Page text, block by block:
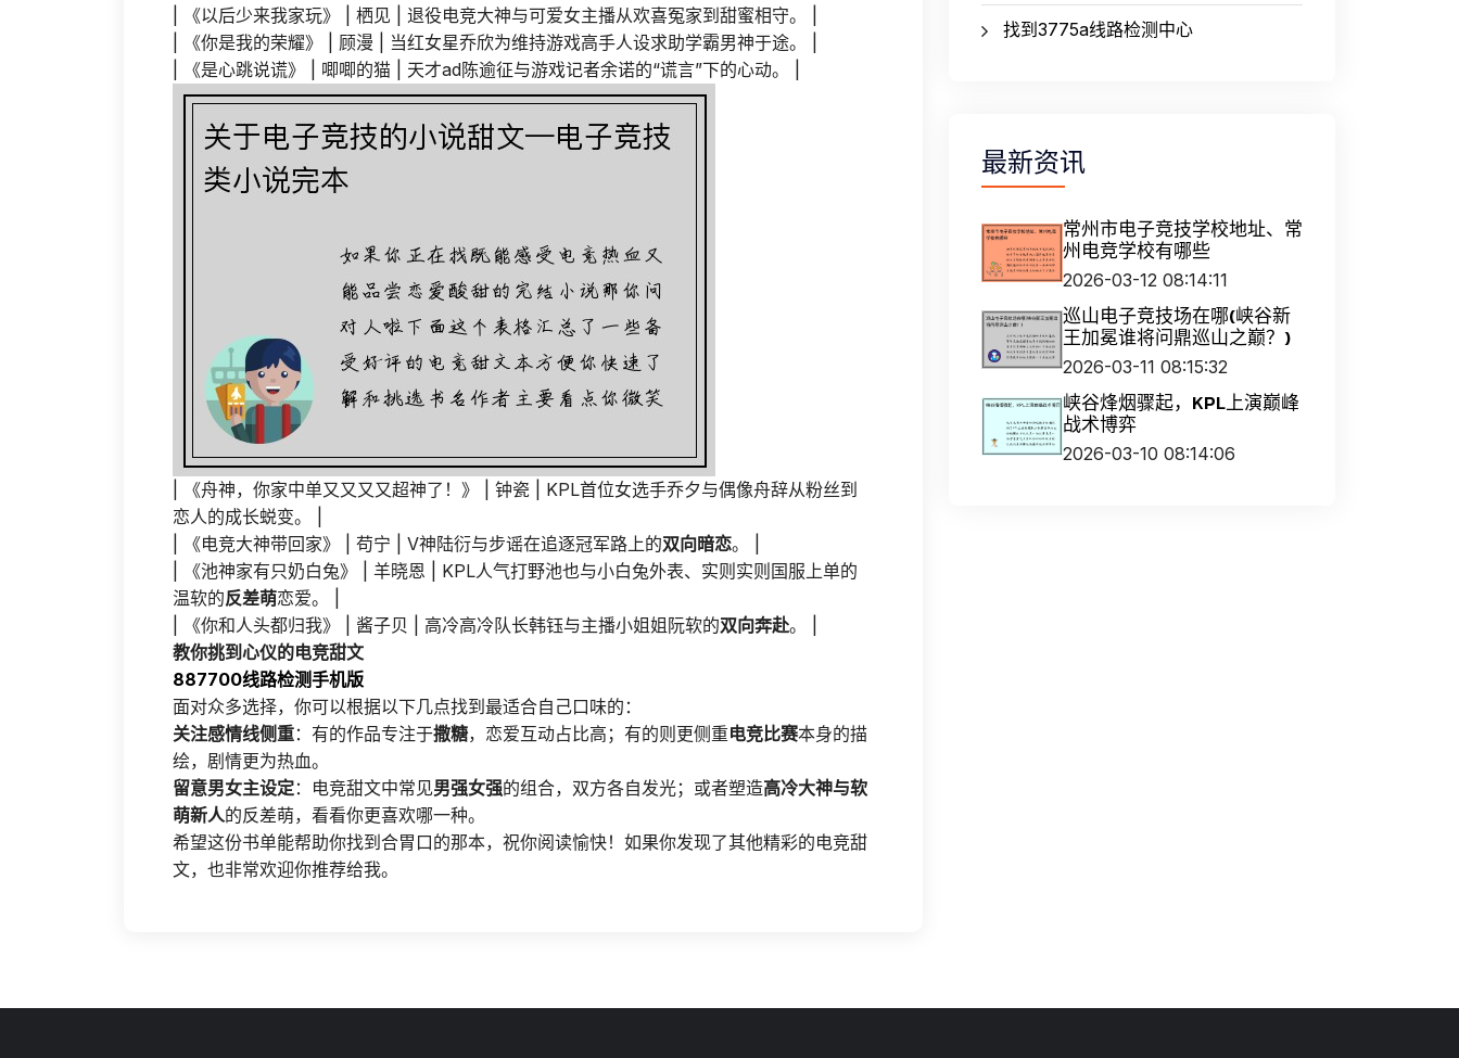
| 《以后少来我家玩》 | 栖见 | 退役电竞大神与可爱女主播从欢喜冤家到甜蜜相守。 |
| 《你是我的荣耀》 | 顾漫 | 当红女星乔欣为维持游戏高手人设求助学霸男神于途。 |
| 《是心跳说谎》 | 唧唧的猫 | 天才ad陈逾征与游戏记者余诺的“谎言”下的心动。 |
| 《舟神，你家中单又又又又超神了！》 | 钟瓷 | KPL首位女选手乔夕与偶像舟辞从粉丝到
恋人的成长蜕变。 |
| 《电竞大神带回家》 | 苟宁 | V神陆衍与步谣在追逐冠军路上的双向暗恋。 |
| 《池神家有只奶白兔》 | 羊晓恩 | KPL人气打野池也与小白兔外表、实则实则国服上单的
温软的反差萌恋爱。 |
| 《你和人头都归我》 | 酱子贝 | 高冷高冷队长韩钰与主播小姐姐阮软的双向奔赴。 |
教你挑到心仪的电竞甜文
887700线路检测手机版
面对众多选择，你可以根据以下几点找到最适合自己口味的：
关注感情线侧重：有的作品专注于撒糖，恋爱互动占比高；有的则更侧重电竞比赛本身的描
绘，剧情更为热血。
留意男女主设定：电竞甜文中常见男强女强的组合，双方各自发光；或者塑造高冷大神与软
萌新人的反差萌，看看你更喜欢哪一种。
希望这份书单能帮助你找到合胃口的那本，祝你阅读愉快！如果你发现了其他精彩的电竞甜
文，也非常欢迎你推荐给我。
找到3775a线路检测中心
最新资讯
常州市电子竞技学校地址、常
州电竞学校有哪些
2026-03-12 08:14:11
巡山电子竞技场在哪(峡谷新
王加冕谁将问鼎巡山之巅？)
2026-03-11 08:15:32
峡谷烽烟骤起，KPL上演巅峰
战术博弈
2026-03-10 08:14:06